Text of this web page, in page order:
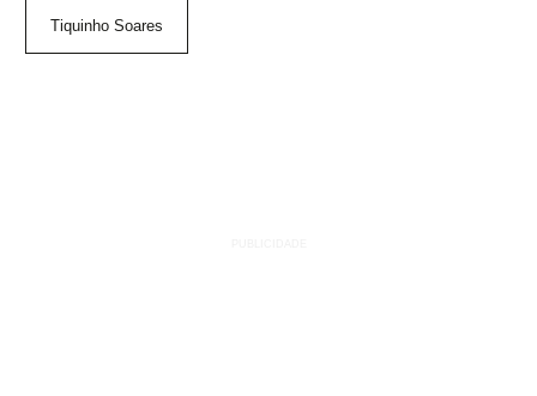
Tiquinho Soares